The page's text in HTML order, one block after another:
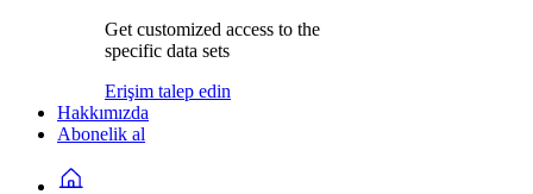
Get customized access to the
specific data sets
Erişim talep edin
Hakkımızda
Abonelik al